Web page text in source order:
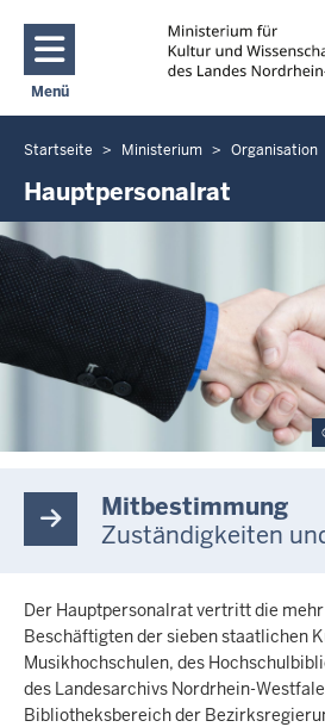
Direkt zum
Menü
Navigation aktivieren/deaktivieren: Main
Sie
befinden
hier
Startseite Ministerium Organisation
Hauptpersonalrat
Mitbestimmung
Zuständigkeiten
Der Hauptpersonalrat vertritt die
Beschäftigten der sieben staatlichen
Musikhochschulen, des
des Landesarchivs Nordrhein-
Bibliotheksbereich der